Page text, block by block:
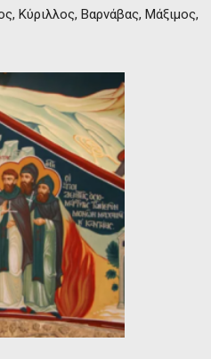
Κύριλλος, Βαρνάβας, Μάξιμος,